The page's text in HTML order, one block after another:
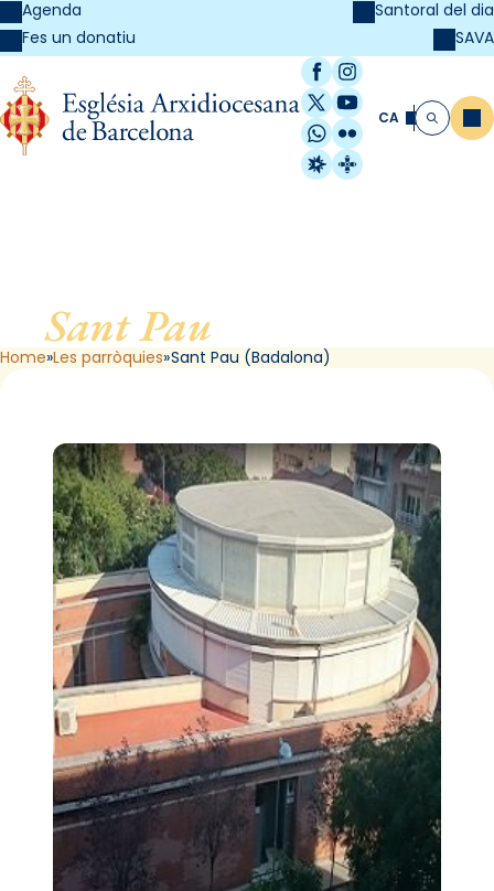
Agenda
Fes un donatiu
Santoral del dia
SAVA
Facebook
Instagram
X / Twitter
YouTube
WhatsApp
Flickr
Radio Estel
Catalunya
CA Cerca
Sant Pau
Home Les parròquies Sant Pau (Badalona)